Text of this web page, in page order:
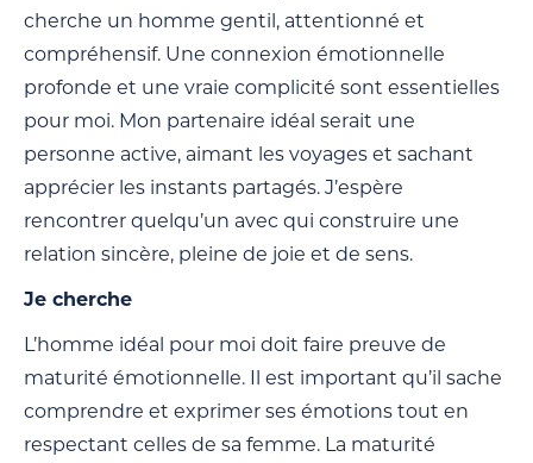
cherche un homme gentil, attentionné et
compréhensif. Une connexion émotionnelle
profonde et une vraie complicité sont essentielles
pour moi. Mon partenaire idéal serait une
personne active, aimant les voyages et sachant
apprécier les instants partagés. J’espère
rencontrer quelqu’un avec qui construire une
relation sincère, pleine de joie et de sens.
Je cherche
L’homme idéal pour moi doit faire preuve de
maturité émotionnelle. Il est important qu’il sache
comprendre et exprimer ses émotions tout en
respectant celles de sa femme. La maturité